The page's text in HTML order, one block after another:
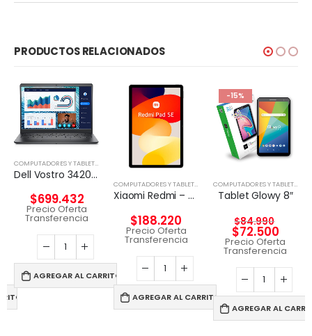
PRODUCTOS RELACIONADOS
COMPUTADORES Y TABLETS NOTEBOOK
Dell Vostro 3420 – Notebook – 14″ – 1366 x 768 LED – Intel Core I5-1135G7
$699.432
Precio Oferta
Transferencia
AGREGAR AL CARRITO
COMPUTADORES Y TABLETS, TABLETA
Xiaomi Redmi – Pad SE – Android 12 – Helio G99
$188.220
Precio Oferta
Transferencia
AGREGAR AL CARRITO
-15%
COMPUTADORES Y TABLETS,
Tablet Glowy 8″
$84.990
$72.500
Precio Oferta
Transferencia
AGREGAR AL